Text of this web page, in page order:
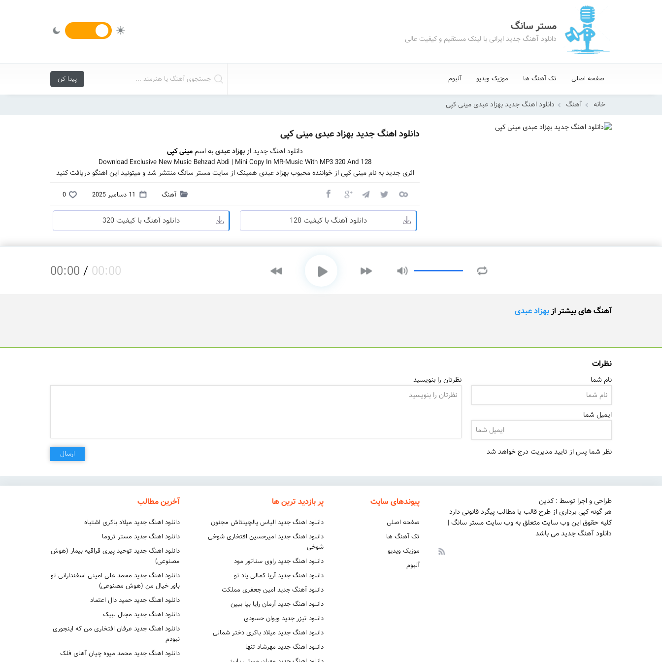
مستر سانگ
دانلود آهنگ جدید ایرانی با لینک مستقیم و کیفیت عالی
صفحه اصلی تک آهنگ ها موزیک ویدیو آلبوم
خانه آهنگ دانلود اهنگ جدید بهزاد عبدی مینی کپی
دانلود اهنگ جدید بهزاد عبدی مینی کپی
دانلود اهنگ جدید از بهزاد عبدیبه اسممینی کپی
Download Exclusive New Music Behzad Abdi | Mini Copy In MR-Music With MP3 320 And 128
اثری جدید به نام مینی کپی از خواننده محبوب بهزاد عبدی همینک از سایت مستر سانگ منتشر شد و میتونید این اهنگو دریافت کنید
آهنگ 11 دسامبر 2025 0
دانلود آهنگ با کیفیت 128 دانلود آهنگ با کیفیت 320
00:00 / 00:00
آهنگ های بیشتر ازبهزاد عبدی
نظرات
نام شما
ایمیل شما
نظرتان را بنویسید
نظر شما پس از تایید مدیریت درج خواهد شد ارسال
طراحی و اجرا توسط : کدین
هر گونه کپی برداری از طرح قالب یا مطالب پیگرد قانونی دارد
کلیه حقوق این وب سایت متعلق به وب سایت مستر سانگ |
دانلود آهنگ جدید می باشد
پیوندهای سایت
صفحه اصلی
تک آهنگ ها
موزیک ویدیو
آلبوم
پر بازدید ترین ها
دانلود اهنگ جدید الیاس یالچینتاش مجنون
دانلود اهنگ جدید امیرحسین افتخاری شوخی
شوخی
دانلود اهنگ جدید راوی سناتور مود
دانلود اهنگ جدید آریا کمالی یاد تو
دانلود آهنگ جدید امین جعفری مملکت
دانلود اهنگ جدید آرمان رایا بیا ببین
دانلود تیزر جدید ویوان حسودی
دانلود اهنگ جدید میلاد باکری دختر شمالی
دانلود اهنگ جدید مهرشاد تنها
آخرین مطالب
دانلود اهنگ جدید میلاد باکری اشتباه
دانلود اهنگ جدید مستر تروما
دانلود اهنگ جدید توحید پیری قراقیه بیمار (هوش
مصنوعی)
دانلود اهنگ جدید محمد علی امینی اسفندارانی تو
باور خیال من (هوش مصنوعی)
دانلود اهنگ جدید حمید دال اعتماد
دانلود اهنگ جدید مجال لبیک
دانلود اهنگ جدید عرفان افتخاری من که اینجوری
نبودم
دانلود اهنگ جدید محمد میوه چیان آهای فلک